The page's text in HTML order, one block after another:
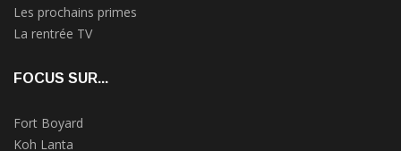
Les prochains primes
La rentrée TV
FOCUS SUR...
Fort Boyard
Koh Lanta